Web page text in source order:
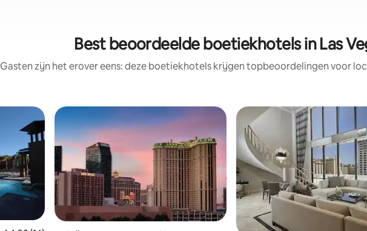
Best beoordeelde boetiekhotels in Las
Gasten zijn het erover eens: deze boetiekhotels krijgen topbeoordelingen voor